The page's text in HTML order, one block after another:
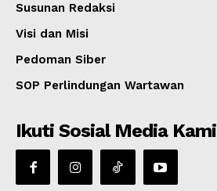
Susunan Redaksi
Visi dan Misi
Pedoman Siber
SOP Perlindungan Wartawan
Ikuti Sosial Media Kami